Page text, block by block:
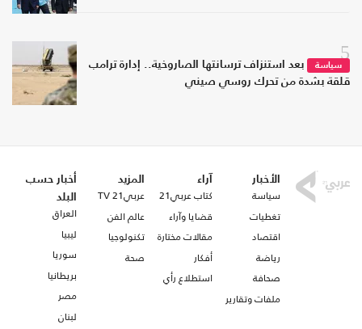
5
سياسة
بعد استنزاف ترسانتها الصاروخية.. إدارة ترامب
قلقة بشدة من تحرك روسي صيني
الأخبار
سياسة
تغطيات
اقتصاد
رياضة
صحافة
ملفات وتقارير
آراء
كتاب عربي21
قضايا وآراء
مقالات مختارة
أفكار
استطلاع رأي
المزيد
عربي21 TV
عالم الفن
تكنولوجيا
صحة
أخبار حسب
البلد
العراق
ليبيا
سوريا
بريطانيا
مصر
لبنان